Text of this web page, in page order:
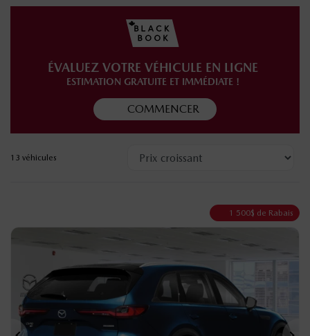
ÉVALUEZ VOTRE VÉHICULE EN LIGNE
ESTIMATION GRATUITE ET IMMÉDIATE !
COMMENCER
13 véhicules
1 500$ de Rabais